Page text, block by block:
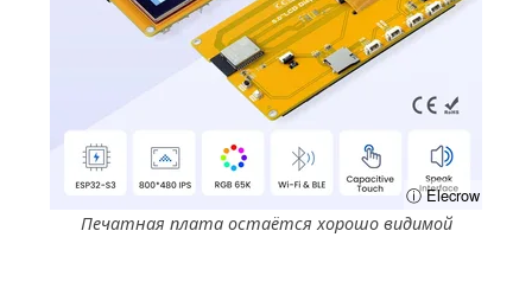
ⓘ Elecrow
Печатная плата остаётся хорошо видимой